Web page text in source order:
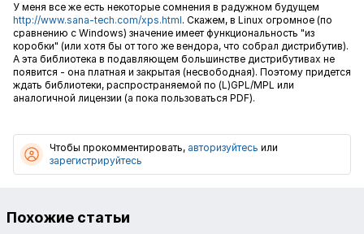
У меня все же есть некоторые сомнения в радужном будущем
http://www.sana-tech.com/xps.html. Скажем, в Linux огромное (по
сравнению с Windows) значение имеет функциональность "из
коробки" (или хотя бы от того же вендора, что собрал дистрибутив).
А эта библиотека в подавляющем большинстве дистрибутивах не
появится - она платная и закрытая (несвободная). Поэтому придется
ждать библиотеки, распространяемой по (L)GPL/MPL или
аналогичной лицензии (а пока пользоваться PDF).
Чтобы прокомментировать, авторизуйтесь или
зарегистрируйтесь
Похожие статьи